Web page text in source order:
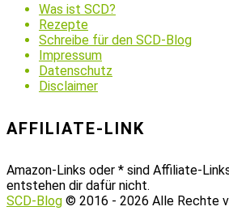
Was ist SCD?
Rezepte
Schreibe für den SCD-Blog
Impressum
Datenschutz
Disclaimer
AFFILIATE-LINK
Amazon-Links oder * sind Affiliate-
entstehen dir dafür nicht.
SCD-Blog © 2016 - 2026 Alle Rechte